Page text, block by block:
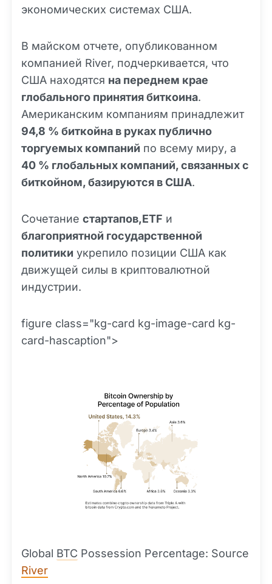
экономических системах США.
В майском отчете, опубликованном
компанией River, подчеркивается, что
США находятся на переднем крае
глобального принятия биткоина.
Американским компаниям принадлежит
94,8 % биткойна в руках публично
торгуемых компаний по всему миру, а
40 % глобальных компаний, связанных с
биткойном, базируются в США.
Сочетание стартапов,ETF и
благоприятной государственной
политики укрепило позиции США как
движущей силы в криптовалютной
индустрии.
figure class="kg-card kg-image-card kg-
card-hascaption">
Global BTC Possession Percentage: Source
River